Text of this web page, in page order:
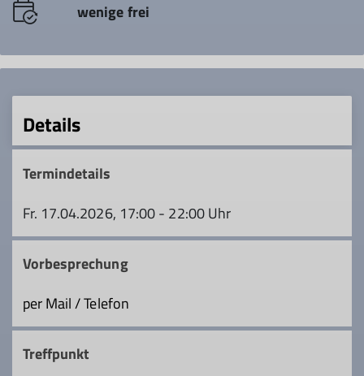
wenige frei
Details
Termindetails
Fr. 17.04.2026, 17:00 - 22:00 Uhr
Vorbesprechung
per Mail / Telefon
Treffpunkt